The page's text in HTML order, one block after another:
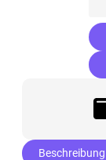
Beschreibung